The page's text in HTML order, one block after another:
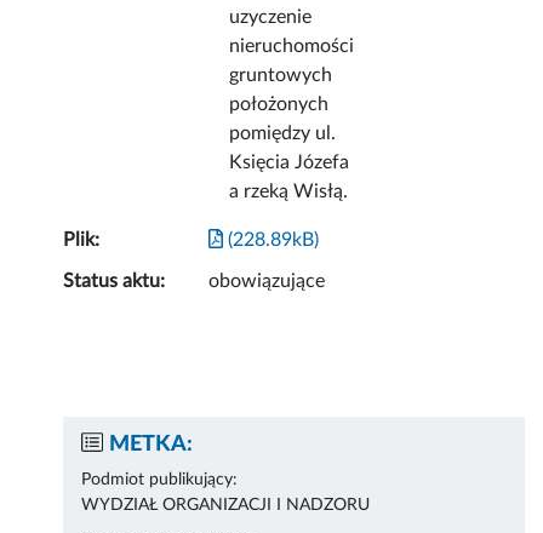
uzyczenie
nieruchomości
gruntowych
położonych
pomiędzy ul.
Księcia Józefa
a rzeką Wisłą.
Plik: (228.89kB)
Status aktu: obowiązujące
METKA:
Podmiot publikujący:
WYDZIAŁ ORGANIZACJI I NADZORU